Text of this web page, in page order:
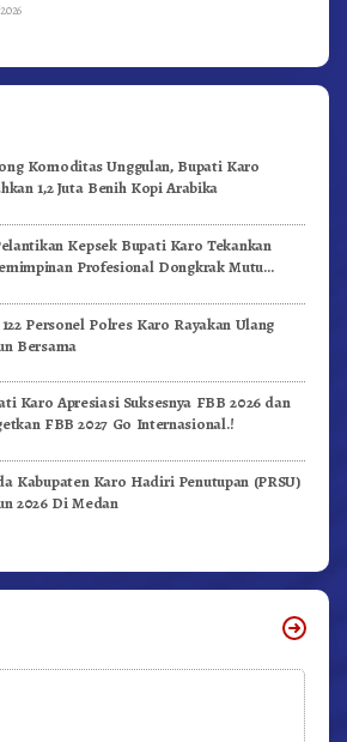
Komoditas Unggulan, Bupati Karo
1,2 Juta Benih Kopi Arabika
Kepsek Bupati Karo Tekankan
Profesional Dongkrak Mutu
Personel Polres Karo Rayakan Ulang
Bersama
Karo Apresiasi Suksesnya FBB 2026 dan
FBB 2027 Go Internasional.!
Kabupaten Karo Hadiri Penutupan (PRSU)
2026 Di Medan